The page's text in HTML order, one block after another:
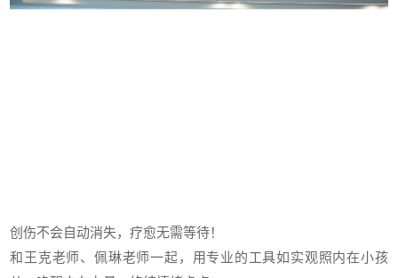
创伤不会自动消失，疗愈无需等待！
和王克老师、佩琳老师一起，用专业的工具如实观照内在小孩